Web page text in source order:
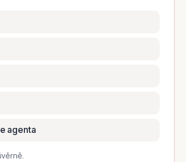
agenta